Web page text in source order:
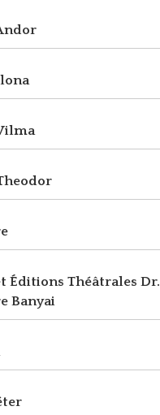
Éditions Théâtrales Dr.
Banyai